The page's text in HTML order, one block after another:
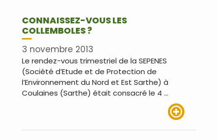
CONNAISSEZ-VOUS LES
COLLEMBOLES ?
3 novembre 2013
Le rendez-vous trimestriel de la SEPENES
(Société d’Etude et de Protection de
l’Environnement du Nord et Est Sarthe) à
Coulaines (Sarthe) était consacré le 4 …